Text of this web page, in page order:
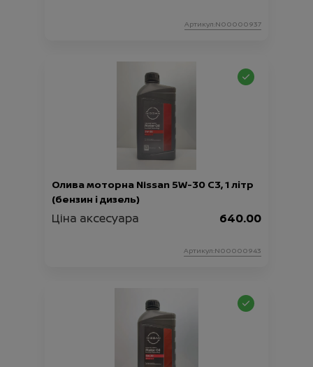
Артикул:N00000937
Олива моторна Nissan 5W-30 C3, 1 літр
(бензин і дизель)
Ціна аксесуара 640.00
Артикул:N00000943